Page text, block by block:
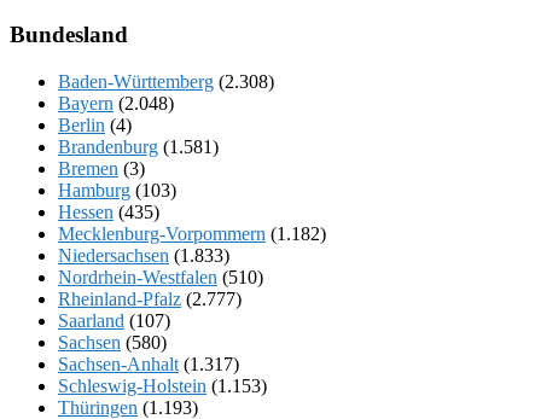
Bundesland
Baden-Württemberg (2.308)
Bayern (2.048)
Berlin (4)
Brandenburg (1.581)
Bremen (3)
Hamburg (103)
Hessen (435)
Mecklenburg-Vorpommern (1.182)
Niedersachsen (1.833)
Nordrhein-Westfalen (510)
Rheinland-Pfalz (2.777)
Saarland (107)
Sachsen (580)
Sachsen-Anhalt (1.317)
Schleswig-Holstein (1.153)
Thüringen (1.193)